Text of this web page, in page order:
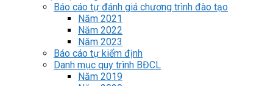
Báo cáo tự đánh giá chương trình đào tạo
Năm 2021
Năm 2022
Năm 2023
Báo cáo tự kiểm định
Danh mục quy trình BĐCL
Năm 2019